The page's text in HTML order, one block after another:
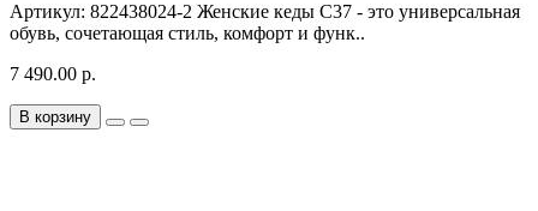
Артикул: 822438024-2 Женские кеды C37 - это универсальная
обувь, сочетающая стиль, комфорт и функ..
7 490.00 р.
В корзину